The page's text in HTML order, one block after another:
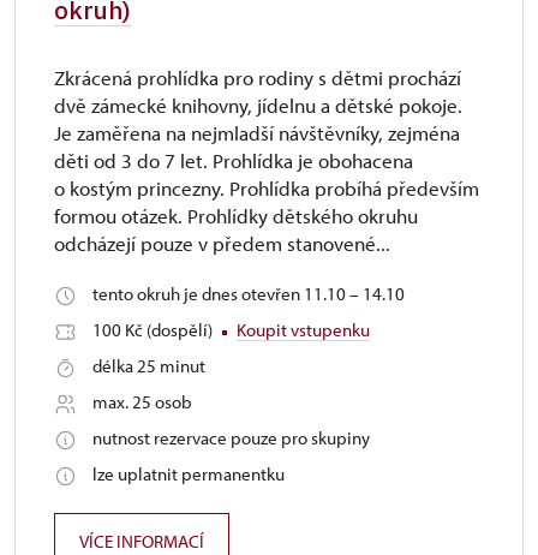
okruh)
Zkrácená prohlídka pro rodiny s dětmi prochází
dvě zámecké knihovny, jídelnu a dětské pokoje.
Je zaměřena na nejmladší návštěvníky, zejména
děti od 3 do 7 let. Prohlídka je obohacena
o kostým princezny. Prohlídka probíhá především
formou otázek. Prohlídky dětského okruhu
odcházejí pouze v předem stanovené...
tento okruh je dnes otevřen 11.10 – 14.10
100 Kč (dospělí)
Koupit vstupenku
délka 25 minut
max. 25 osob
nutnost rezervace pouze pro skupiny
lze uplatnit permanentku
VÍCE INFORMACÍ